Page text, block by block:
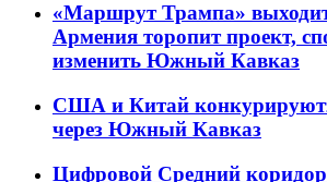
«Маршрут Трампа»
Армения торопит проект,
изменить Южный Кавказ
США и Китай
через Южный Кавказ
Цифровой Средний